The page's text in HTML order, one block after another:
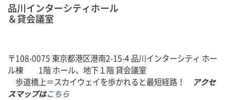
品川インターシティホール
＆貸会議室
〒108-0075 東京都港区港南2-15-4 品川インターシティ ホー
ル棟 1階 ホール、地下１階 貸会議室
歩道橋上＝スカイウェイを歩かれると最短経路！
アクセ
スマップはこちら